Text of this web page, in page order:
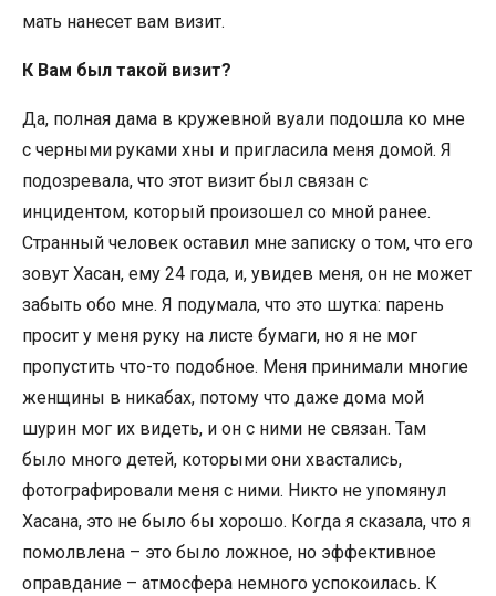
мать нанесет вам визит.
К Вам был такой визит?
Да, полная дама в кружевной вуали подошла ко мне
с черными руками хны и пригласила меня домой. Я
подозревала, что этот визит был связан с
инцидентом, который произошел со мной ранее.
Странный человек оставил мне записку о том, что его
зовут Хасан, ему 24 года, и, увидев меня, он не может
забыть обо мне. Я подумала, что это шутка: парень
просит у меня руку на листе бумаги, но я не мог
пропустить что-то подобное. Меня принимали многие
женщины в никабах, потому что даже дома мой
шурин мог их видеть, и он с ними не связан. Там
было много детей, которыми они хвастались,
фотографировали меня с ними. Никто не упомянул
Хасана, это не было бы хорошо. Когда я сказала, что я
помолвлена – это было ложное, но эффективное
оправдание – атмосфера немного успокоилась. К